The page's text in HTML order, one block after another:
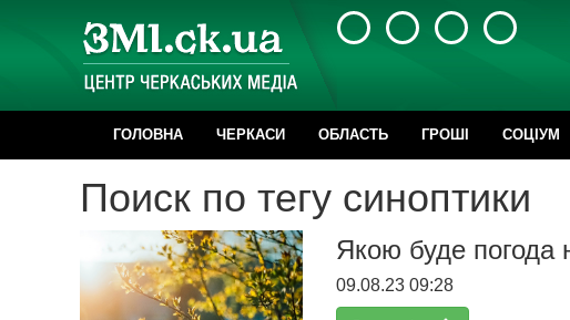
ГОЛОВНА ЧЕРКАСИ ОБЛАСТЬ ГРОШІ CОЦІУМ
Поиск по тегу синоптики
Якою буде погода
09.08.23 09:28